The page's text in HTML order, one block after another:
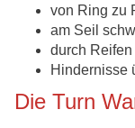
von Ring zu
am Seil
durch
Hindernisse
Die Turn